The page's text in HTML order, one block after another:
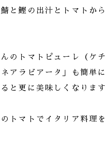
と鰹の出汁とトマトか
のトマトピューレ（ケ
アラビアータ」も簡単
ると更に美味しくなり
トマトでイタリア料理